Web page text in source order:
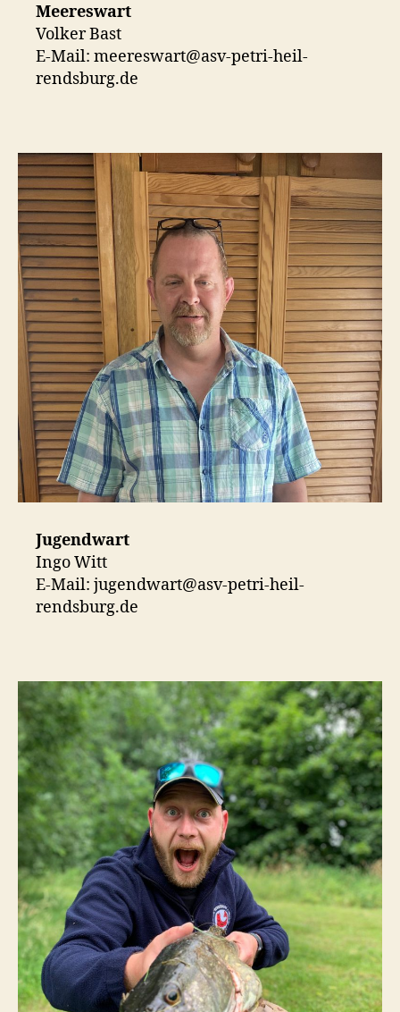
Meereswart
Volker Bast
E-Mail: meereswart@asv-petri-heil-
rendsburg.de
Jugendwart
Ingo Witt
E-Mail: jugendwart@asv-petri-heil-
rendsburg.de